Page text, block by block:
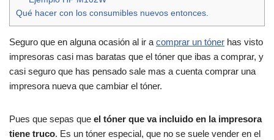
Qué hacer con los consumibles nuevos entonces.
Seguro que en alguna ocasión al ir a comprar un tóner has visto
impresoras casi mas baratas que el tóner que ibas a comprar, y
casi seguro que has pensado sale mas a cuenta comprar una
impresora nueva que cambiar el tóner.
Pues que sepas que el tóner que va incluido en la impresora
tiene truco. Es un tóner especial, que no se suele vender en el